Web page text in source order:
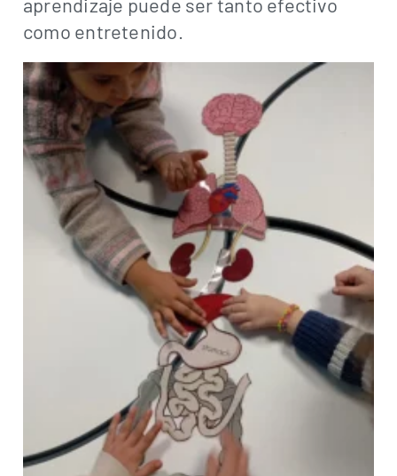
como entretenido.